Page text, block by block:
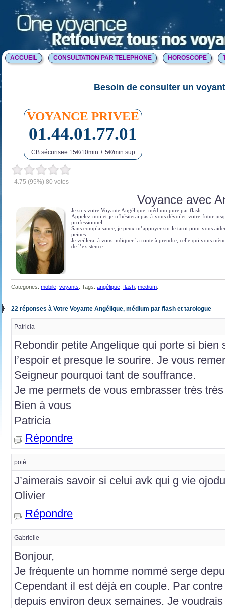
ACCUEIL CONSULTATION PAR TELEPHONE HOROSCOPE
Besoin de consulter un
VOYANCE PRIVEE
01.44.01.77.01
CB sécurisee 15€/10min + 5€/min sup
4.75 (95%) 80 votes
Voyance avec
Je suis votre Voyante Angélique, médium pure par flash.
Appelez moi et je n’hésiterai pas à vous dévoiler votre futur
professionnel.
Sans complaisance, je peux m’appuyer sur le tarot pour vous
peines.
Je veillerai à vous indiquer la route à prendre, celle qui vous
de l’existence.
Categories: mobile voyants . Tags: angélique flash medium
22 réponses à Votre Voyante Angélique, médium par flash et tarologue
Patricia
Rebondir petite Angelique qui porte si bien
l’espoir et presque le sourire. Je vous
Seigneur pourquoi tant de souffrance.
Je me permets de vous embrasser très
Bien à vous
Patricia
Répondre
poté
J’aimerais savoir si celui avk qui g vie
Olivier
Répondre
Gabrielle
Bonjour,
Je fréquente un homme nommé serge
Cependant il est déjà en couple. Par
depuis environ deux semaines. Je